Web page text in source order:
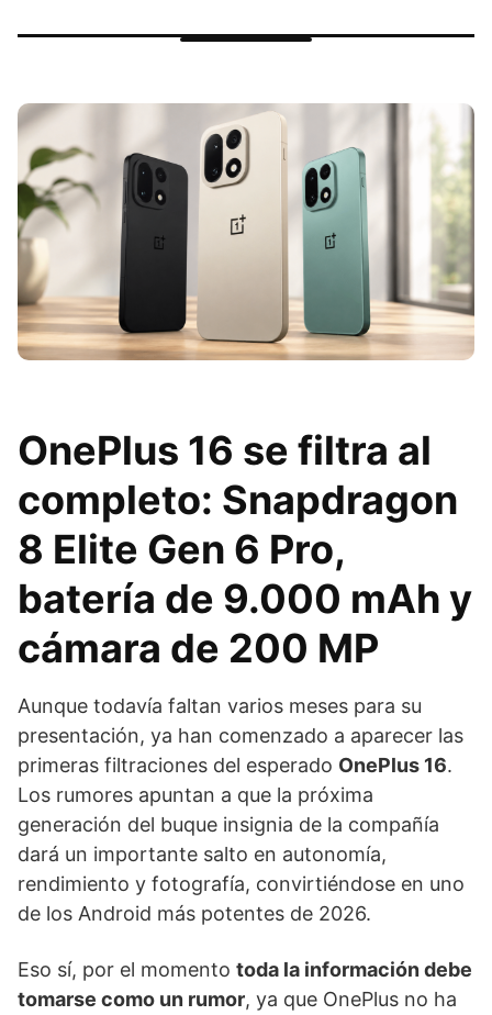
OnePlus 16 se filtra al
completo: Snapdragon
8 Elite Gen 6 Pro,
batería de 9.000 mAh y
cámara de 200 MP
Aunque todavía faltan varios meses para su
presentación, ya han comenzado a aparecer las
primeras filtraciones del esperado OnePlus 16.
Los rumores apuntan a que la próxima
generación del buque insignia de la compañía
dará un importante salto en autonomía,
rendimiento y fotografía, convirtiéndose en uno
de los Android más potentes de 2026.
Eso sí, por el momento toda la información debe
tomarse como un rumor, ya que OnePlus no ha